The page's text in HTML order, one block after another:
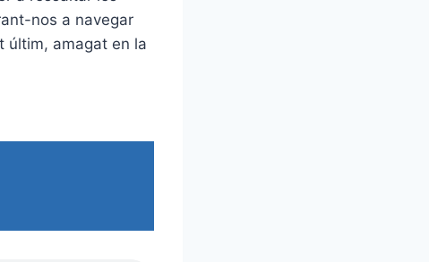
nos a navegar
últim, amagat en la